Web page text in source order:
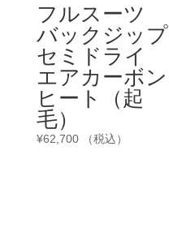
フルスーツ
バックジップ
セミドライ
エアカーボン
ヒート（起
毛）
¥62,700 （税込）